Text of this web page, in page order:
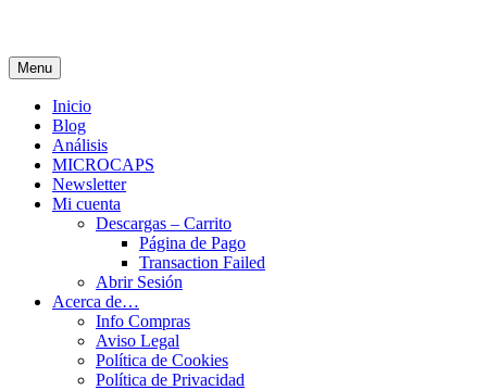
Menu
Inicio
Blog
Análisis
MICROCAPS
Newsletter
Mi cuenta
Descargas – Carrito
Página de Pago
Transaction Failed
Abrir Sesión
Acerca de…
Info Compras
Aviso Legal
Política de Cookies
Política de Privacidad